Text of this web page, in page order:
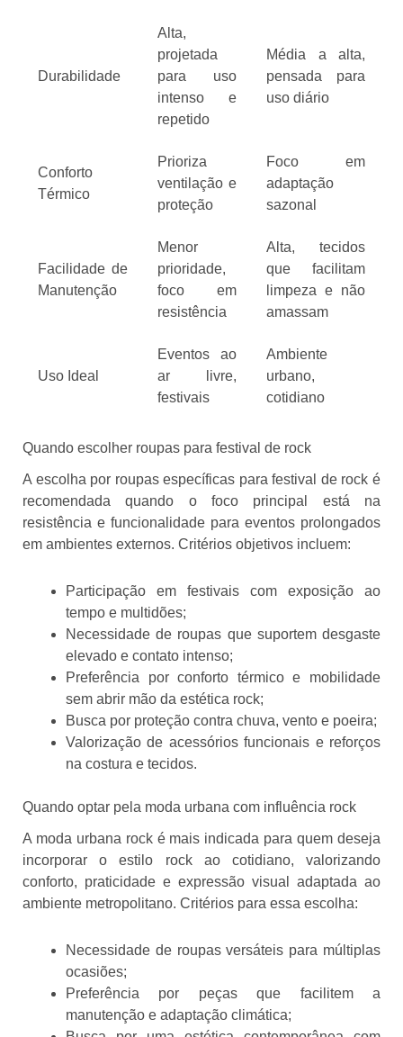
Durabilidade
Alta,
projetada
para uso
intenso e
repetido
Média a alta,
pensada para
uso diário
Conforto
Térmico
Prioriza
ventilação e
proteção
Foco em
adaptação
sazonal
Facilidade de
Manutenção
Menor
prioridade,
foco em
resistência
Alta, tecidos
que facilitam
limpeza e não
amassam
Uso Ideal
Eventos ao
ar livre,
festivais
Ambiente
urbano,
cotidiano
Quando escolher roupas para festival de rock
A escolha por roupas específicas para festival de rock é
recomendada quando o foco principal está na
resistência e funcionalidade para eventos prolongados
em ambientes externos. Critérios objetivos incluem:
Participação em festivais com exposição ao
tempo e multidões;
Necessidade de roupas que suportem desgaste
elevado e contato intenso;
Preferência por conforto térmico e mobilidade
sem abrir mão da estética rock;
Busca por proteção contra chuva, vento e poeira;
Valorização de acessórios funcionais e reforços
na costura e tecidos.
Quando optar pela moda urbana com influência rock
A moda urbana rock é mais indicada para quem deseja
incorporar o estilo rock ao cotidiano, valorizando
conforto, praticidade e expressão visual adaptada ao
ambiente metropolitano. Critérios para essa escolha:
Necessidade de roupas versáteis para múltiplas
ocasiões;
Preferência por peças que facilitem a
manutenção e adaptação climática;